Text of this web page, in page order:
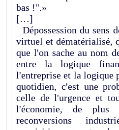
bas !''.»
[…]
Dépossession du sens
virtuel et dématérialisé,
que l'on sache au nom
entre la logique
l'entreprise et la logique
quotidien, c'est une
celle de l'urgence et
l'économie, de
reconversions